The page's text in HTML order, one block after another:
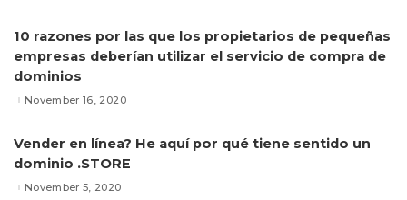
10 razones por las que los propietarios de pequeñas
empresas deberían utilizar el servicio de compra de
dominios
November 16, 2020
Vender en línea? He aquí por qué tiene sentido un
dominio .STORE
November 5, 2020